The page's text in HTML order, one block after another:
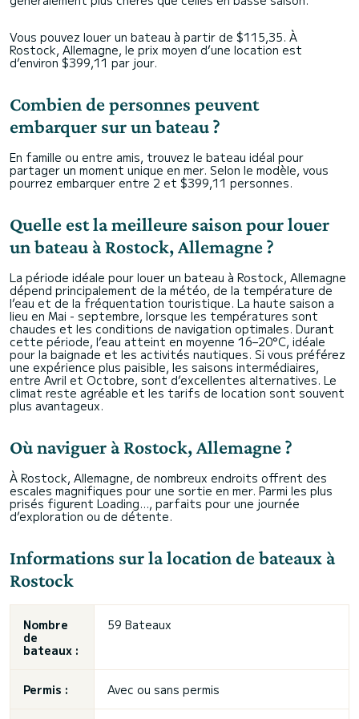
Vous pouvez louer un bateau à partir de $115,35. À
Rostock, Allemagne, le prix moyen d’une location est
d’environ $399,11 par jour.
Combien de personnes peuvent
embarquer sur un bateau ?
En famille ou entre amis, trouvez le bateau idéal pour
partager un moment unique en mer. Selon le modèle, vous
pourrez embarquer entre 2 et $399,11 personnes.
Quelle est la meilleure saison pour louer
un bateau à Rostock, Allemagne ?
La période idéale pour louer un bateau à Rostock, Allemagne
dépend principalement de la météo, de la température de
l’eau et de la fréquentation touristique. La haute saison a
lieu en Mai - septembre, lorsque les températures sont
chaudes et les conditions de navigation optimales. Durant
cette période, l’eau atteint en moyenne 16–20°C, idéale
pour la baignade et les activités nautiques. Si vous préférez
une expérience plus paisible, les saisons intermédiaires,
entre Avril et Octobre, sont d’excellentes alternatives. Le
climat reste agréable et les tarifs de location sont souvent
plus avantageux.
Où naviguer à Rostock, Allemagne ?
À Rostock, Allemagne, de nombreux endroits offrent des
escales magnifiques pour une sortie en mer. Parmi les plus
prisés figurent Loading..., parfaits pour une journée
d’exploration ou de détente.
Informations sur la location de bateaux à
Rostock
Nombre
de
bateaux :
59 Bateaux
Permis : Avec ou sans permis